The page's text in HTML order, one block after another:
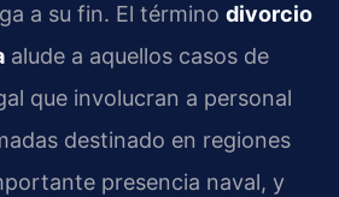
a su fin. El término divorcio
alude a aquellos casos de
que involucran a personal
destinado en regiones
presencia naval, y